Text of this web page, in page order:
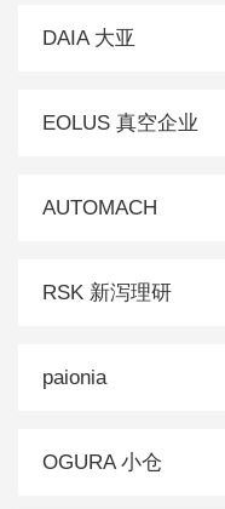
DAIA 大亚
EOLUS 真空企业
AUTOMACH
RSK 新泻理研
paionia
OGURA 小仓